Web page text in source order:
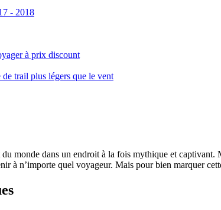
- 2018
à prix discount
trail plus légers que le vent
monde dans un endroit à la fois mythique et captivant.
à n’importe quel voyageur. Mais pour bien marquer